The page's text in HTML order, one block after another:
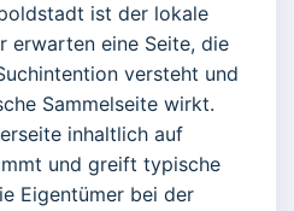
ist der lokale
erwarten eine Seite, die
versteht und
Sammelseite wirkt.
inhaltlich auf
und greift typische
Eigentümer bei der